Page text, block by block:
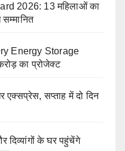
2026: 13 महिलाओं का
Energy Storage
का प्रोजेक्ट
एक्सप्रेस, सप्ताह में दो दिन
दिव्यांगों के घर पहुंचेंगे